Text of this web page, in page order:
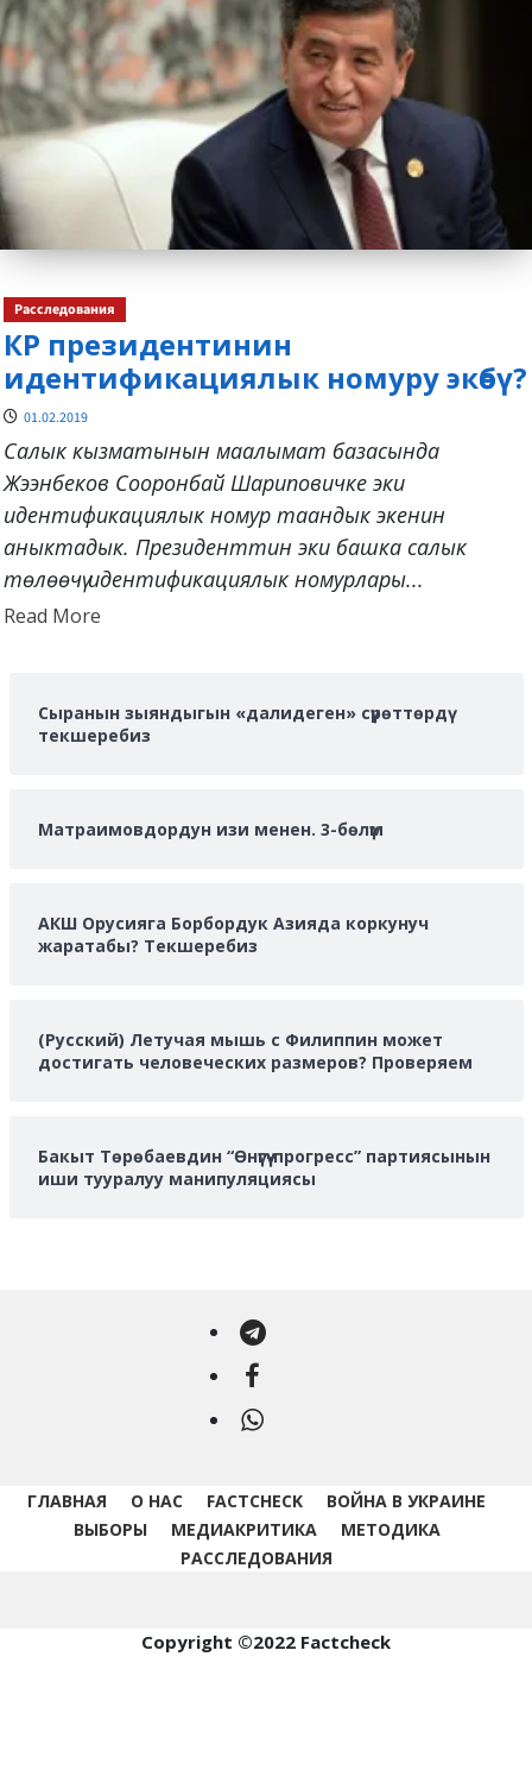
Расследования
КР президентинин
идентификациялык номуру экөөбү?
01.02.2019
Салык кызматынын маалымат базасында
Жээнбеков Сооронбай Шариповичке эки
идентификациялык номур таандык экенин
аныктадык. Президенттин эки башка салык
төлөөчү идентификациялык номурлары...
Read MoreRead
Сыранын зыяндыгын «далидеген» сүрөттөрдү
текшеребиз
Матраимовдордун изи менен. 3-бөлүм
АКШ Орусияга Борбордук Азияда коркунуч
жаратабы? Текшеребиз
(Русский) Летучая мышь с Филиппин может
достигать человеческих размеров? Проверяем
Бакыт Төрөбаевдин “Өнүгүү-прогресс” партиясынын
иши тууралуу манипуляциясы
Telegram
Facebook
WhatsApp
ГЛАВНАЯ О НАС FACTCHECK
ВОЙНА В УКРАИНЕ
ВЫБОРЫ
МЕДИАКРИТИКА
МЕТОДИКА
РАССЛЕДОВАНИЯ
Copyright ©2022 Factcheck